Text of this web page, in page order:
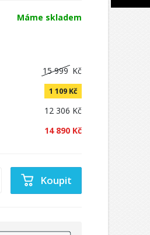
Máme skladem
15 999 Kč
1 109 Kč
12 306 Kč
14 890 Kč
Koupit